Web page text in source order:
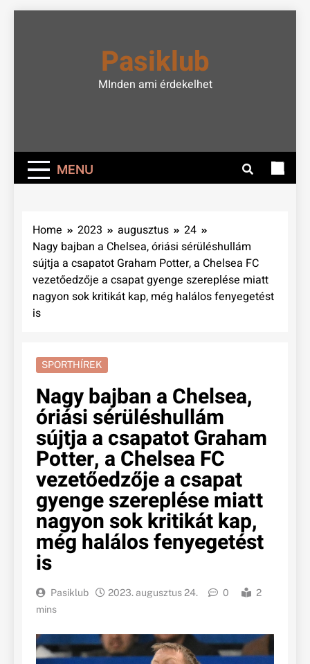
Pasiklub
MInden ami érdekelhet
MENU
Home 2023 augusztus
24
Nagy bajban a Chelsea, óriási sérüléshullám
sújtja a csapatot Graham Potter, a Chelsea FC
vezetőedzője a csapat gyenge szereplése miatt
nagyon sok kritikát kap, még halálos fenyegetést
is
SPORTHÍREK
Nagy bajban a Chelsea,
óriási sérüléshullám
sújtja a csapatot Graham
Potter, a Chelsea FC
vezetőedzője a csapat
gyenge szereplése miatt
nagyon sok kritikát kap,
még halálos fenyegetést
is
Pasiklub 2023. augusztus 24. 0
2
mins